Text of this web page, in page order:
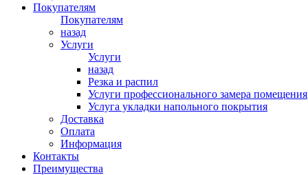
Покупателям
Покупателям
назад
Услуги
Услуги
назад
Резка и распил
Услуги профессионального замера помещения
Услуга укладки напольного покрытия
Доставка
Оплата
Информация
Контакты
Преимущества